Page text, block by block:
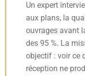
Un expert
aux plans, la
ouvrages avant
des 95 %. La
objectif : voir ce
réception ne